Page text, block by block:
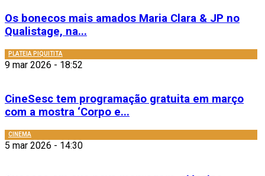
Os bonecos mais amados Maria Clara & JP no
Qualistage, na...
PLATEIA PIQUITITA
9 mar 2026 - 18:52
CineSesc tem programação gratuita em março
com a mostra ‘Corpo e...
CINEMA
5 mar 2026 - 14:30